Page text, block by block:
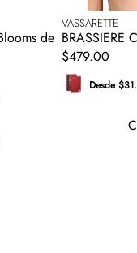
de
VASSARETTE
BRASSIERE
$479.00
Desde